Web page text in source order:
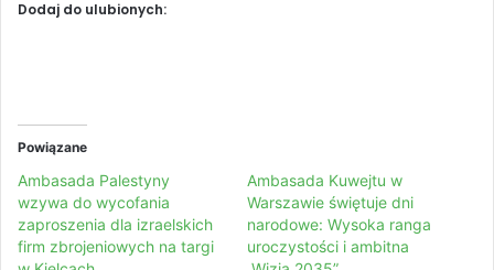
Dodaj do ulubionych:
Powiązane
Ambasada Palestyny
wzywa do wycofania
zaproszenia dla izraelskich
firm zbrojeniowych na targi
Ambasada Kuwejtu w
Warszawie świętuje dni
narodowe: Wysoka ranga
uroczystości i ambitna